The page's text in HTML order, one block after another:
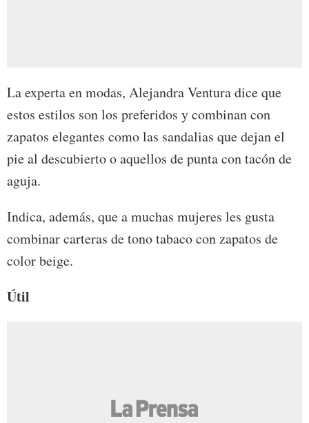
La experta en modas, Alejandra Ventura dice que
estos estilos son los preferidos y combinan con
zapatos elegantes como las sandalias que dejan el
pie al descubierto o aquellos de punta con tacón de
aguja.
Indica, además, que a muchas mujeres les gusta
combinar carteras de tono tabaco con zapatos de
color beige.
Útil